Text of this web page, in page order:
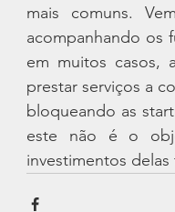
mais comuns.
acompanhando os
em muitos casos,
prestar serviços a
bloqueando as
este não é o
investimentos